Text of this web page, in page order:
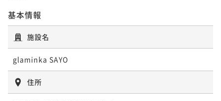
基本情報
施設名
glaminka SAYO
住所